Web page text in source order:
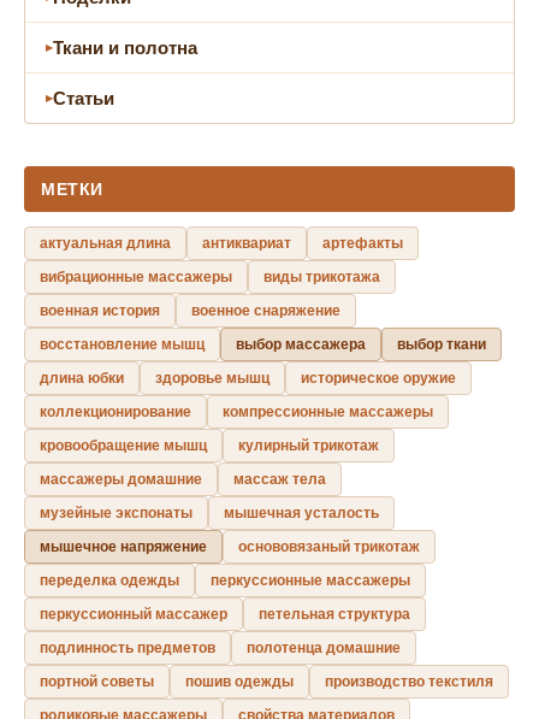
Ткани и полотна
Статьи
МЕТКИ
актуальная длина антиквариат
артефакты
вибрационные массажеры
виды трикотажа
военная история
военное снаряжение
восстановление мышц
выбор массажера
выбор ткани
длина юбки
здоровье мышц
историческое оружие
коллекционирование
компрессионные массажеры
кровообращение мышц
кулирный трикотаж
массажеры домашние
массаж тела
музейные экспонаты
мышечная усталость
мышечное напряжение
основовязаный трикотаж
переделка одежды
перкуссионные массажеры
перкуссионный массажер
петельная структура
подлинность предметов
полотенца домашние
портной советы
пошив одежды
производство текстиля